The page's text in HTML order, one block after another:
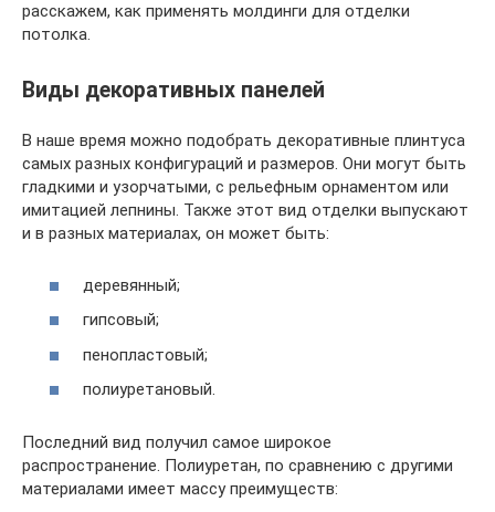
расскажем, как применять молдинги для отделки
потолка.
Виды декоративных панелей
В наше время можно подобрать декоративные плинтуса
самых разных конфигураций и размеров. Они могут быть
гладкими и узорчатыми, с рельефным орнаментом или
имитацией лепнины. Также этот вид отделки выпускают
и в разных материалах, он может быть:
деревянный;
гипсовый;
пенопластовый;
полиуретановый.
Последний вид получил самое широкое
распространение. Полиуретан, по сравнению с другими
материалами имеет массу преимуществ: